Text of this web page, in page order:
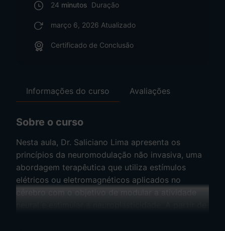
24 minutos Duração
março 6, 2026 Atualizado
Certificado de Conclusão
Informações do curso Avaliações
Sobre o curso
Nesta aula, Dr. Saliciano Lima apresenta os
princípios da neuromodulação não invasiva, uma
abordagem terapêutica que utiliza estímulos
elétricos ou eletromagnéticos aplicados no
cérebro com o objetivo de modular a atividade